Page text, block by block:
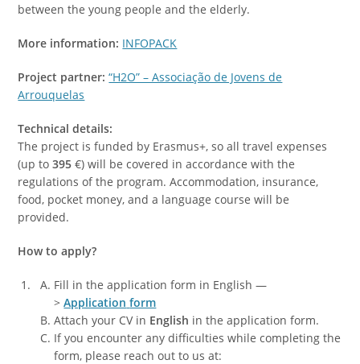
between the young people and the elderly.
More information: INFOPACK
Project partner:“H2O” – Associação de Jovens de
Arrouquelas
Technical details:
The project is funded by Erasmus+, so all travel expenses
(up to395€) will be covered in accordance with the
regulations of the program. Accommodation, insurance,
food, pocket money, and a language course will be
provided.
How to apply?
Fill in the application form in English —
>Application form
Attach your CV in English in the application form.
If you encounter any difficulties while completing the
form, please reach out to us at: